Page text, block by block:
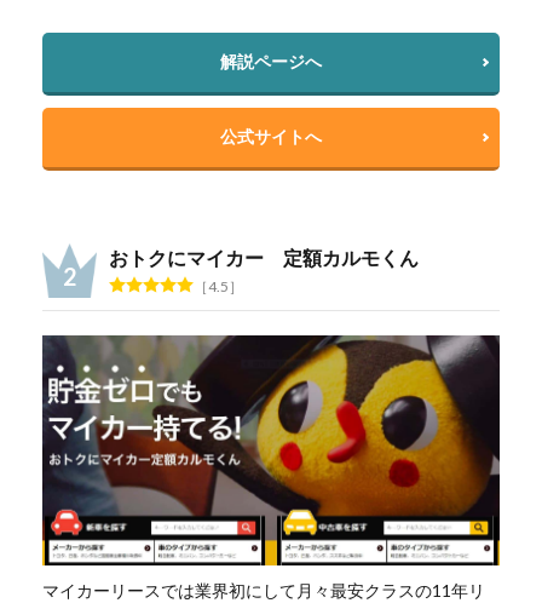
解説ページへ
公式サイトへ
おトクにマイカー 定額カルモくん
4.5
マイカーリースでは業界初にして月々最安クラスの11年リ